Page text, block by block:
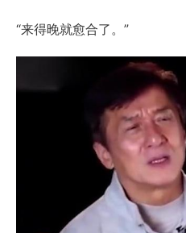
“来得晚就愈合了。”